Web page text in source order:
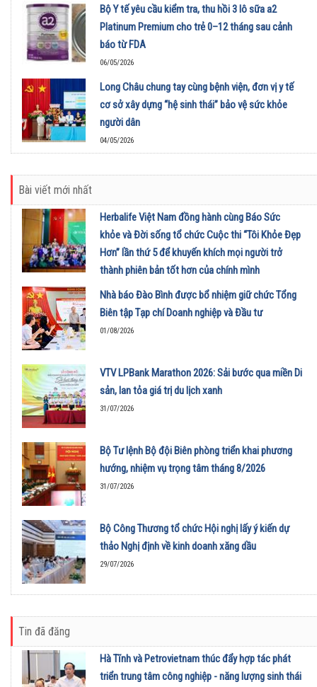
Bộ Y tế yêu cầu kiểm tra, thu hồi 3 lô sữa a2
Platinum Premium cho trẻ 0–12 tháng sau cảnh
báo từ FDA
06/05/2026
Long Châu chung tay cùng bệnh viện, đơn vị y tế
cơ sở xây dựng “hệ sinh thái” bảo vệ sức khỏe
người dân
04/05/2026
Bài viết mới nhất
Herbalife Việt Nam đồng hành cùng Báo Sức
khỏe và Đời sống tổ chức Cuộc thi “Tôi Khỏe Đẹp
Hơn” lần thứ 5 để khuyến khích mọi người trở
thành phiên bản tốt hơn của chính mình
01/08/2026
Nhà báo Đào Bình được bổ nhiệm giữ chức Tổng
Biên tập Tạp chí Doanh nghiệp và Đầu tư
01/08/2026
VTV LPBank Marathon 2026: Sải bước qua miền Di
sản, lan tỏa giá trị du lịch xanh
31/07/2026
Bộ Tư lệnh Bộ đội Biên phòng triển khai phương
hướng, nhiệm vụ trọng tâm tháng 8/2026
31/07/2026
Bộ Công Thương tổ chức Hội nghị lấy ý kiến dự
thảo Nghị định về kinh doanh xăng dầu
29/07/2026
Tin đã đăng
Hà Tĩnh và Petrovietnam thúc đẩy hợp tác phát
triển trung tâm công nghiệp - năng lượng sinh thái